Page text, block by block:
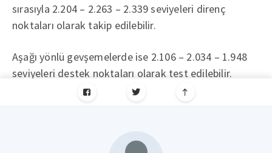
sırasıyla 2.204 – 2.263 – 2.339 seviyeleri direnç
noktaları olarak takip edilebilir.
Aşağı yönlü gevşemelerde ise 2.106 – 2.034 – 1.948
seviyeleri destek noktaları olarak test edilebilir.